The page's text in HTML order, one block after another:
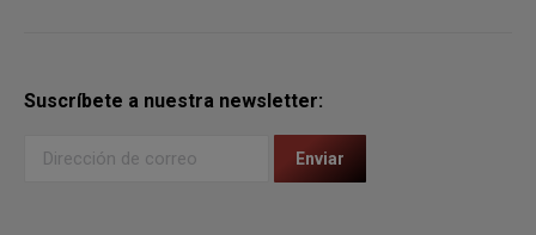
Suscríbete a nuestra newsletter: